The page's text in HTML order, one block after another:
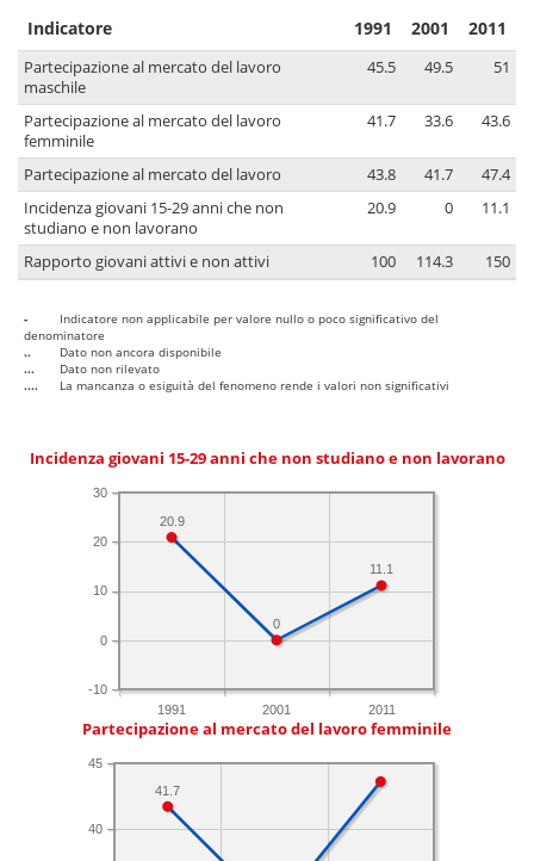
Indicatore 1991 2001 2011
Partecipazione al mercato del lavoro
maschile
45.5 49.5 51
Partecipazione al mercato del lavoro
femminile
41.7 33.6 43.6
Partecipazione al mercato del lavoro 43.8 41.7
47.4
Incidenza giovani 15-29 anni che non
studiano e non lavorano
20.9 0 11.1
Rapporto giovani attivi e non attivi 100 114.3 150
-
Indicatore non applicabile per valore nullo o poco significativo del
denominatore
..
Dato non ancora disponibile
...
Dato non rilevato
....
La mancanza o esiguità del fenomeno rende i valori non significativi
Incidenza giovani 15-29 anni che non studiano e non lavorano
1991 2001 2011
-10
0
10
20
30
11.1
0
20.9
Partecipazione al mercato del lavoro femminile
40
45
41.7